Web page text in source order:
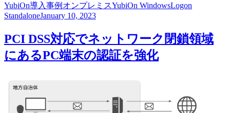
YubiOn導入事例 オンプレミスYubiOn WindowsLogon
StandaloneJanuary 10, 2023
PCI DSS対応でネットワーク閉鎖領域
にあるPC端末の認証を強化